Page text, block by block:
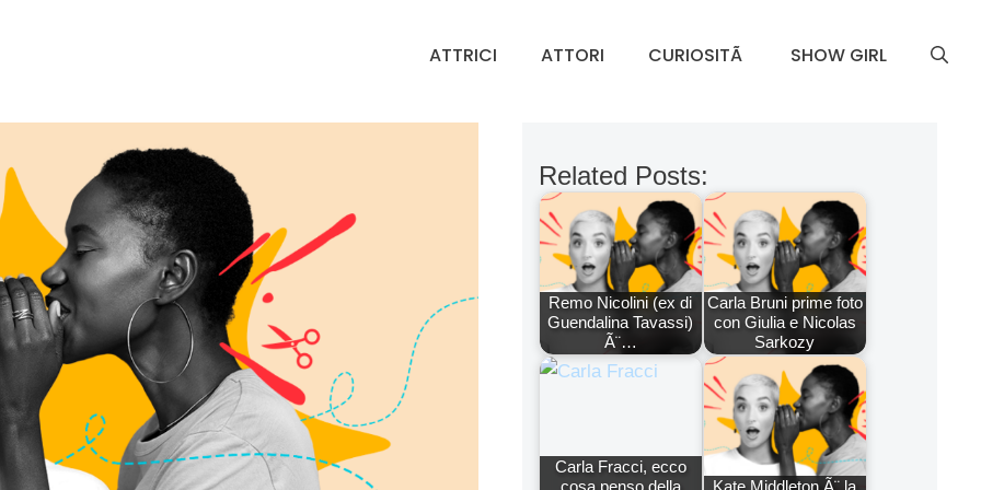
ATTRICI ATTORI CURIOSITÃ SHOW GIRL
Related Posts:
Remo Nicolini (ex di
Guendalina Tavassi)
Ã¨…
Carla Bruni prime foto
con Giulia e Nicolas
Sarkozy
Carla Fracci, ecco